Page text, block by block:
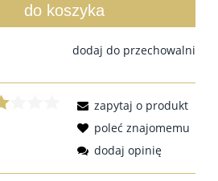
do koszyka
dodaj do przechowalni
zapytaj o produkt
poleć znajomemu
dodaj opinię